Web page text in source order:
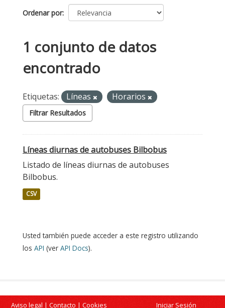
Ordenar por
1 conjunto de datos
encontrado
Etiquetas: Líneas Horarios
Filtrar Resultados
Líneas diurnas de autobuses Bilbobus
Listado de líneas diurnas de autobuses
Bilbobus.
CSV
Usted también puede acceder a este registro utilizando
los API (ver API Docs).
Aviso legal | Contacto | Cookies Iniciar Sesión